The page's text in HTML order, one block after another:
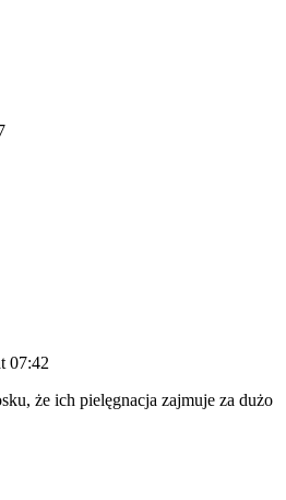
07:42
że ich pielęgnacja zajmuje za dużo